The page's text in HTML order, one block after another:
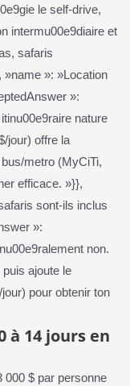
le self-drive,
intermu00e9diaire et
safaris
»name »: »Location
»:
nature
jour) offre la
metro (MyCiTi,
efficace. »}},
sont-ils inclus
»:
non.
ajoute le
pour obtenir ton
à 14 jours en
000 $ par personne